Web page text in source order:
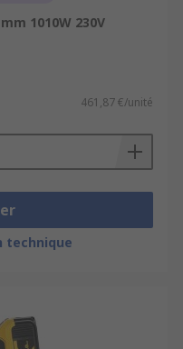
1010W 230V
461,87 €/unité
technique